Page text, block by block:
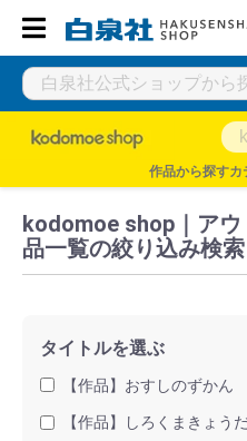
作品から探すカ
白泉社公式ショップ
kodomoe shop｜ア
品一覧の絞り込み検索
タイトルを選ぶ
【作品】おすしのずかん
【作品】しろくまきょう